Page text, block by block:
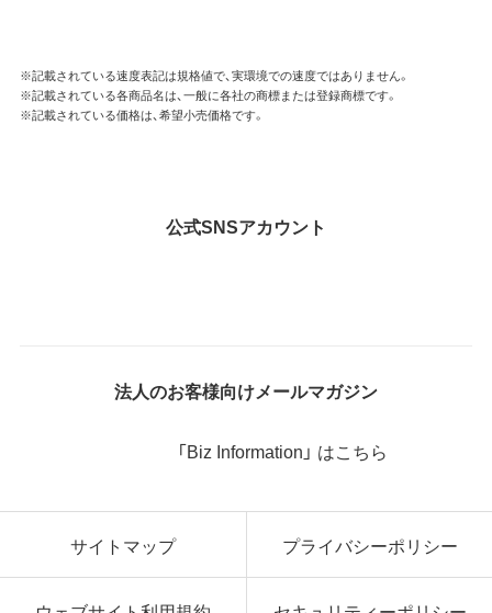
※記載されている速度表記は規格値で、実環境での速度ではありません。
※記載されている各商品名は、一般に各社の商標または登録商標です。
※記載されている価格は、希望小売価格です。
公式SNSアカウント
法人のお客様向けメールマガジン
「Biz Information」 はこちら
サイトマップ プライバシーポリシー